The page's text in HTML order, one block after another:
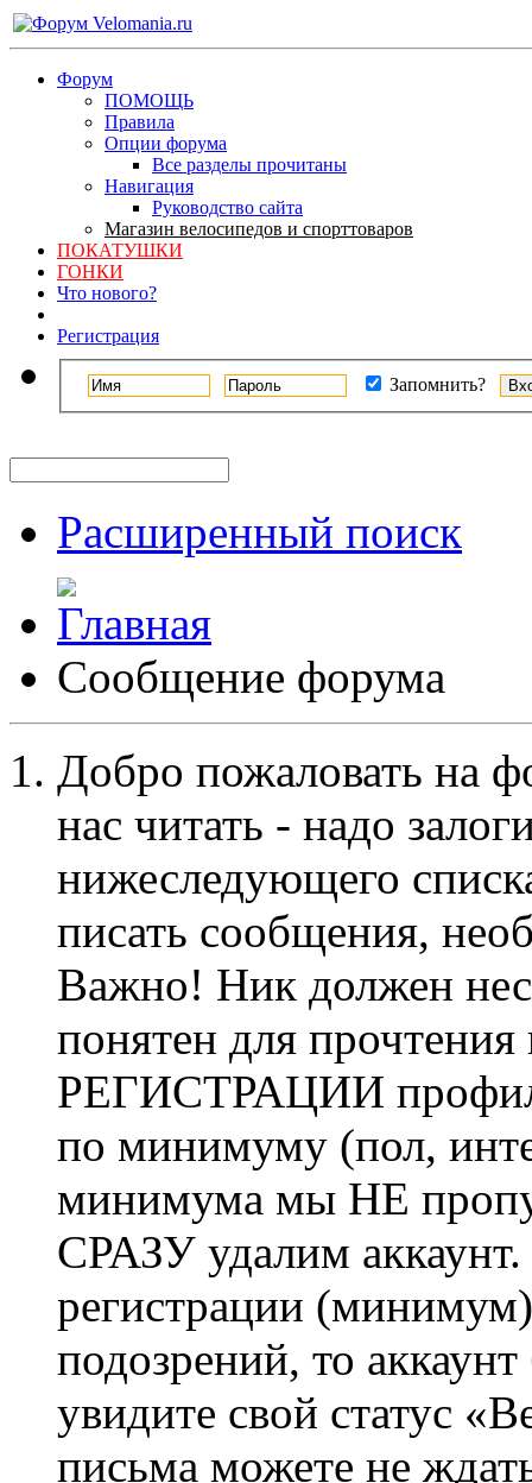
Форум
ПОМОЩЬ
Правила
Опции форума
Все разделы прочитаны
Навигация
Руководство сайта
Магазин велосипедов и спорттоваров
ПОКАТУШКИ
ГОНКИ
Что нового?
Регистрация
Запомнить?
Расширенный поиск
Сообщение форума
Добро пожаловать на
нас читать - надо
нижеследующего
писать сообщения,
Важно! Ник должен
понятен для
РЕГИСТРАЦИИ профиль
по минимуму (пол,
минимума мы НЕ
СРАЗУ удалим
регистрации
подозрений, то
увидите свой статус
письма можете не